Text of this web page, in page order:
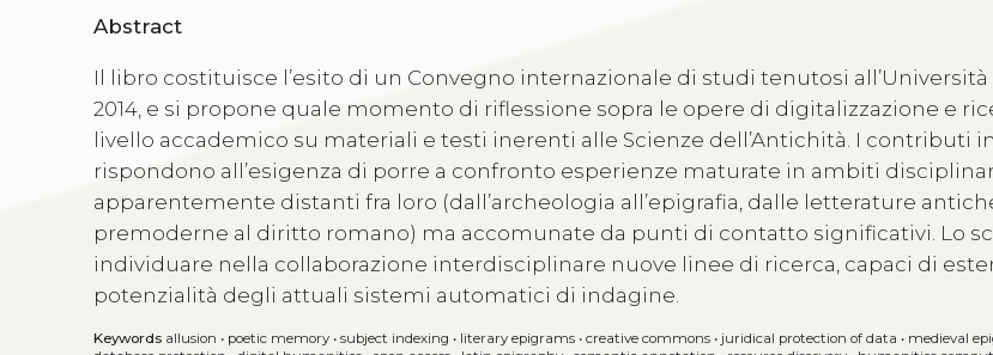
Abstract
Il libro costituisce l’esito di un Convegno internazionale di studi tenutosi all’Università
2014, e si propone quale momento di riflessione sopra le opere di digitalizzazione e
livello accademico su materiali e testi inerenti alle Scienze dell’Antichità. I contributi
rispondono all’esigenza di porre a confronto esperienze maturate in ambiti
apparentemente distanti fra loro (dall’archeologia all’epigrafia, dalle letterature
premoderne al diritto romano) ma accomunate da punti di contatto significativi. Lo
individuare nella collaborazione interdisciplinare nuove linee di ricerca, capaci di
potenzialità degli attuali sistemi automatici di indagine.
Keywords allusion • poetic memory •subject indexing • literary epigrams •creative commons • juridical protection of data • medieval